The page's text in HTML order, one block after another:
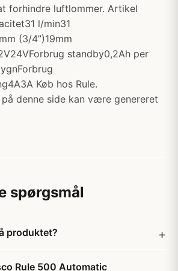
forhindre luftlommer. Artikel
l/min31
(3/4”)19mm
standby0,2Ah per
Køb hos Rule.
denne side kan være genereret
spørgsmål
produktet?
Rule 500 Automatic